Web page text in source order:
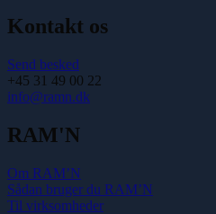
Kontakt os
Send besked
+45 31 49 00 22
info@ramn.dk
RAM'N
Om RAM’N
Sådan bruger du RAM’N
Til virksomheder